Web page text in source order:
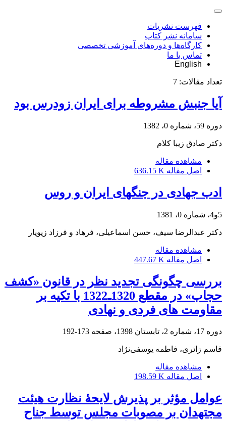
فهرست نشریات
سامانه نشر کتاب
کارگاه‌ها و دوره‌های آموزشی تخصصی
تماس با ما
English
تعداد مقالات: 7
آیا جنبش مشروطه برای ایران زودرس بود
دوره 59، شماره 0، 1382
دکتر صادق زیبا کلام
مشاهده مقاله
اصل مقاله 636.15 K
ادب جهادی در جنگهای ایران و روس
5و4، شماره 0، 1381
دکتر عبدالرضا سیف، حسن اسماعیلى، فرهاد و فرزاد زیویار
مشاهده مقاله
اصل مقاله 447.67 K
بررسی چگونگی تجدید نظر در قانون «کشف
حجاب» در مقطع 1320ـ1322 با تکیه بر
مقاومت ‏های فردی و نهادی
دوره 17، شماره 2، تابستان 1398، صفحه 173-192
قاسم زائری، فاطمه یوسفی‌نژاد
مشاهده مقاله
اصل مقاله 198.59 K
عوامل مؤثر بر پذیرش لایحۀ نظارت هیئت
مجتهدان بر مصوبات مجلس توسط جناح